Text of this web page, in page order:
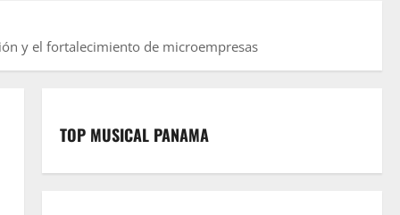
y el fortalecimiento de microempresas
TOP MUSICAL PANAMA